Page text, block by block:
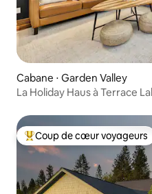
Cabane ⋅ Garden Valley
La Holiday Haus à Terrace
Coups de cœur voyageurs
Coup de cœur voyageurs